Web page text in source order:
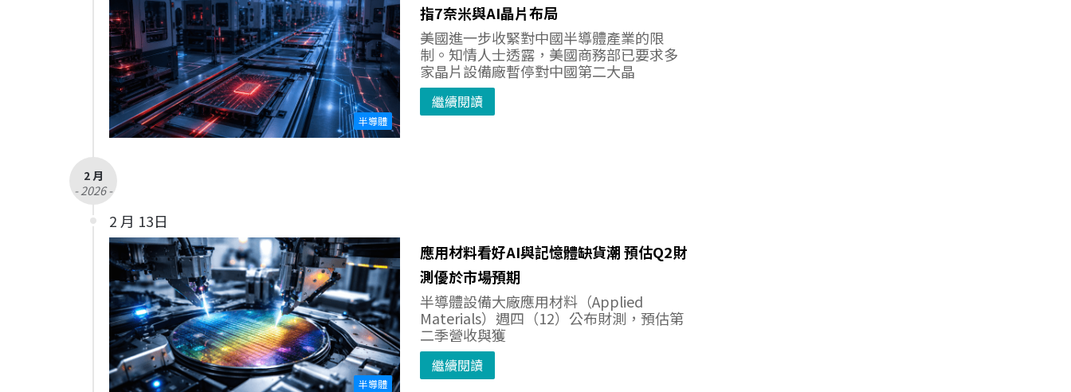
半導體
指7奈米與AI晶片布局
美國進一步收緊對中國半導體產業的限
制。知情人士透露，美國商務部已要求多
家晶片設備廠暫停對中國第二大晶
繼續閱讀
2 月
- 2026 -
2 月 13日
半導體
應用材料看好AI與記憶體缺貨潮 預估Q2財
測優於市場預期
半導體設備大廠應用材料（Applied
Materials）週四（12）公布財測，預估第
二季營收與獲
繼續閱讀